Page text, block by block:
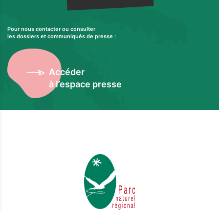
Pour nous contacter ou consulter
les dossiers et communiqués de presse :
Accéder
à l’espace presse